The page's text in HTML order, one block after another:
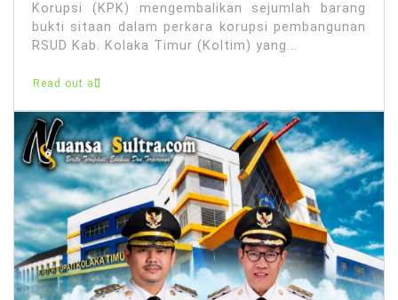
Korupsi (KPK) mengembalikan sejumlah barang
bukti sitaan dalam perkara korupsi pembangunan
RSUD Kab. Kolaka Timur (Koltim) yang...
Read out all